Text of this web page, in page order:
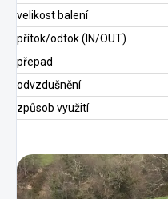
velikost balení
přítok/odtok (IN/OUT)
přepad
odvzdušnění
způsob využití